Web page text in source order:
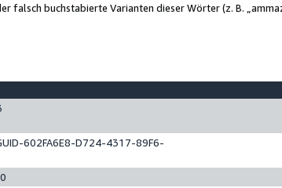
falsch buchstabierte Varianten dieser Wörter (z. B.
602FA6E8-D724-4317-89F6-